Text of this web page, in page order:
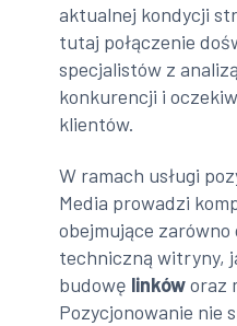
aktualnej kondycji
tutaj połączenie
specjalistów z
konkurencji i
klientów.
W ramach usługi
Media prowadzi
obejmujące
techniczną witryny,
budowę linkóworaz
Pozycjonowanie nie